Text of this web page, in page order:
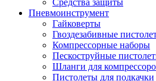
Средства защиты
Пневмоинструмент
Гайковерты
Гвоздезабивные
Компрессорные наборы
Пескоструйные
Шланги для
Пистолеты для подкачки